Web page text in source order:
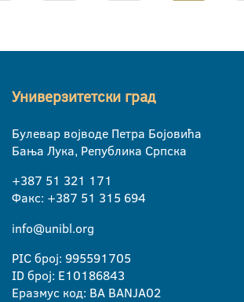
Универзитетски град
Булевар војводе Петра Бојовића
Бања Лука, Република Српска
+387 51 321 171
Факс: +387 51 315 694
info@unibl.org
PIC број: 995591705
ID број: E10186843
Еразмус код: BA BANJA02